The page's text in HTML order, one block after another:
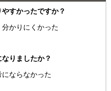
すかったですか？
分かりにくかった
りましたか？
にならなかった